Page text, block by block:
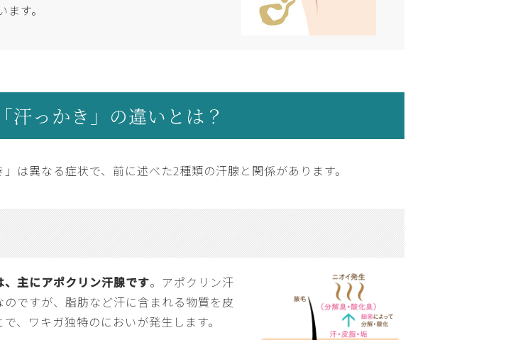
す。
汗っかき」の違いとは？
」は異なる症状で、前に述べた2種類の汗腺と関係があります。
主にアポクリン汗腺です。アポクリン汗
ですが、脂肪など汗に含まれる物質を皮
、ワキガ独特のにおいが発生します。